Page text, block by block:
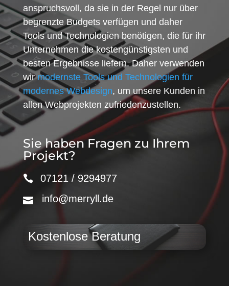
anspruchsvoll, da sie in der Regel nur über
begrenzte Budgets verfügen und daher
Tools und Technologien benötigen, die für ihr
Unternehmen die kostengünstigsten und
besten Ergebnisse liefern. Daher verwenden
wirmodernste Tools und Technologien für
modernes Webdesign, um unsere Kunden in
allen Webprojekten zufriedenzustellen.
Sie haben Fragen zu Ihrem
Projekt?
07121 / 9294977
info@merryll.de
Kostenlose Beratung